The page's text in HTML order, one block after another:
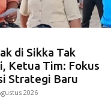
di Sikka Tak
Ketua Tim: Fokus
Strategi Baru
2026